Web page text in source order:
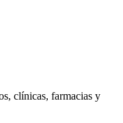
clínicas, farmacias y